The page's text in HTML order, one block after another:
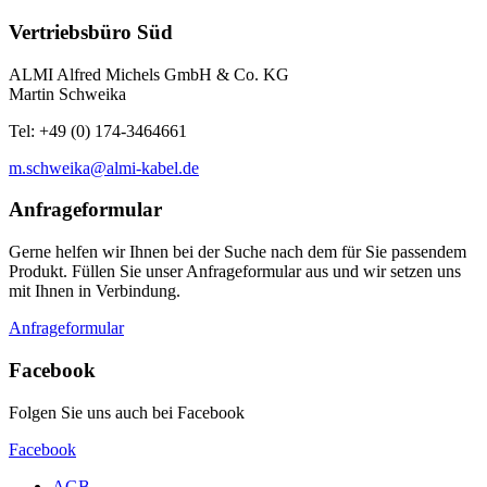
Vertriebsbüro Süd
ALMI Alfred Michels GmbH & Co. KG
Martin Schweika
Tel: +49 (0) 174-3464661
m.schweika@almi-kabel.de
Anfrageformular
Gerne helfen wir Ihnen bei der Suche nach dem für Sie passendem
Produkt. Füllen Sie unser Anfrageformular aus und wir setzen uns
mit Ihnen in Verbindung.
Anfrageformular
Facebook
Folgen Sie uns auch bei Facebook
Facebook